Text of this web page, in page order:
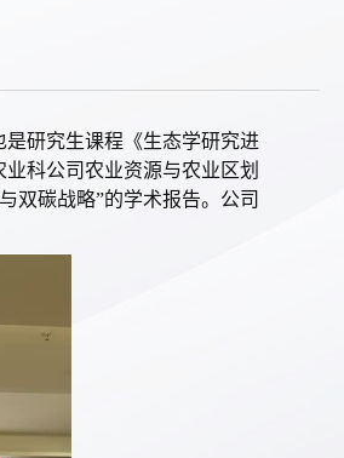
研究生课程《生态学研究进
科公司农业资源与农业区划
双碳战略”的学术报告。公司